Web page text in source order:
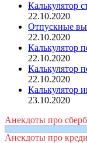
Калькулятор
22.10.2020
Отпускные
22.10.2020
Калькулятор
22.10.2020
Калькулятор
22.10.2020
Калькулятор
23.10.2020
Анекдоты про
Анекдоты про